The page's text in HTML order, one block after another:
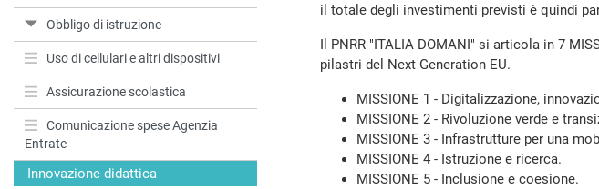
Obbligo di istruzione
Uso di cellulari e altri dispositivi
Assicurazione scolastica
Comunicazione spese Agenzia
Entrate
Innovazione didattica
il totale degli investimenti previsti è quindi
Il PNRR "ITALIA DOMANI" si articola in 7
pilastri del Next Generation EU.
MISSIONE 1 - Digitalizzazione,
MISSIONE 2 - Rivoluzione verde e
MISSIONE 3 - Infrastrutture per una
MISSIONE 4 - Istruzione e ricerca.
MISSIONE 5 - Inclusione e coesione.